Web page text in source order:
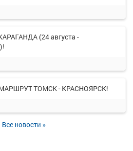
(24 августа -
ТОМСК - КРАСНОЯРСК!
Все новости »